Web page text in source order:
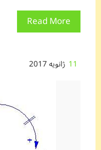
Read More
11 ژانویه 2017